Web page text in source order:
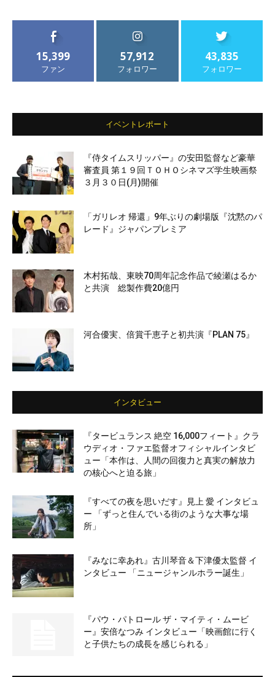
15,399
ファン
57,912
フォロワー
43,835
フォロワー
イベントレポート
『侍タイムスリッパー』の安田監督など豪華
審査員 第１９回ＴＯＨＯシネマズ学生映画祭
３月３０日(月)開催
「ガリレオ 帰還」9年ぶりの劇場版『沈黙のパ
レード』ジャパンプレミア
木村拓哉、東映70周年記念作品で綾瀬はるか
と共演 総製作費20億円
河合優実、倍賞千恵子と初共演『PLAN 75』
インタビュー
『タービュランス 絶空 16,000フィート』クラ
ウディオ・ファエ監督オフィシャルインタビ
ュー「本作は、人間の回復力と真実の解放力
の核心へと迫る旅」
『すべての夜を思いだす』見上 愛 インタビュ
ー 「ずっと住んでいる街のような大事な場
所」
『みなに幸あれ』古川琴音＆下津優太監督 イ
ンタビュー 「ニュージャンルホラー誕生」
『パウ・パトロール ザ・マイティ・ムービ
ー』安倍なつみ インタビュー「映画館に行く
と子供たちの成長を感じられる」